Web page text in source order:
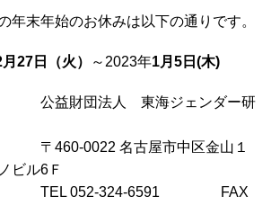
始のお休みは以下の通りです。
27日（火） ～2023年1月5日(木)
人 東海ジェンダー研
名古屋市中区金山１
ビル6Ｆ
324-6591 FAX